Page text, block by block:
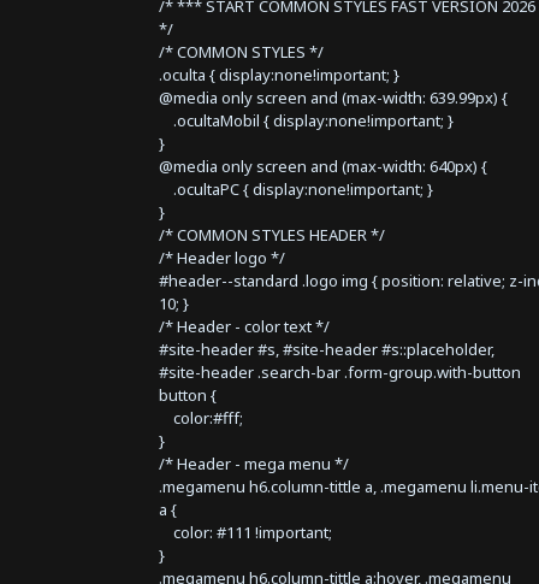
/* *** START COMMON STYLES FAST VERSION
*/
/* COMMON STYLES */
.oculta { display:none!important; }
@media only screen and (max-width: 639.99px) {
.ocultaMobil { display:none!important; }
}
@media only screen and (max-width: 640px) {
.ocultaPC { display:none!important; }
}
/* COMMON STYLES HEADER */
/* Header logo */
#header--standard .logo img { position: relative; z-
10; }
/* Header - color text */
#site-header #s, #site-header #s::placeholder,
#site-header .search-bar .form-group.with-button
button {
color:#fff;
}
/* Header - mega menu */
.megamenu h6.column-tittle a, .megamenu li.menu-
a {
color: #111 !important;
}
.megamenu h6.column-tittle a:hover, .megamenu